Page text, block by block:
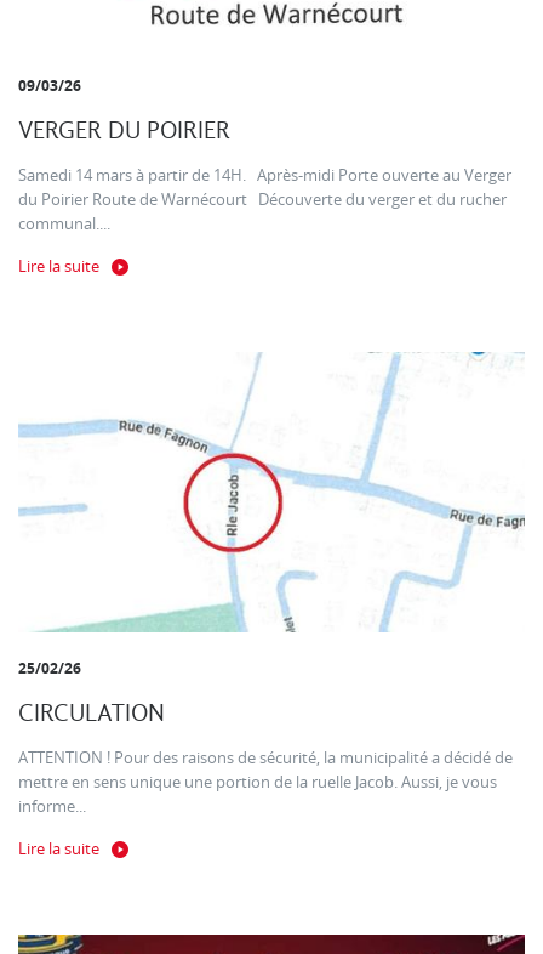
09/03/26
VERGER DU POIRIER
Samedi 14 mars à partir de 14H. Après-midi Porte ouverte au Verger
du Poirier Route de Warnécourt Découverte du verger et du rucher
communal....
Lire la suite
25/02/26
CIRCULATION
ATTENTION ! Pour des raisons de sécurité, la municipalité a décidé de
mettre en sens unique une portion de la ruelle Jacob. Aussi, je vous
informe...
Lire la suite